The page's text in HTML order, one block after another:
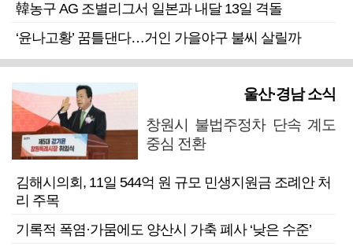
韓농구 AG 조별리그서 일본과 내달 13일 격돌
‘윤나고황’ 꿈틀댄다…거인 가을야구 불씨 살릴까
울산·경남 소식
창원시 불법주정차 단속 계도
중심 전환
김해시의회, 11일 544억 원 규모 민생지원금 조례안 처
리 주목
기록적 폭염·가뭄에도 양산시 가축 폐사 ‘낮은 수준’